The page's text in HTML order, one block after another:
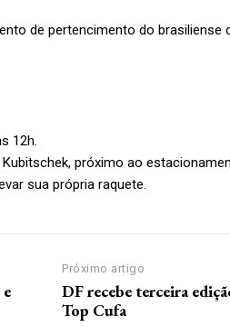
de pertencimento do brasiliense
12h.
próximo ao
sua própria raquete.
Próximo artigo
DF recebe terceira
Top Cufa